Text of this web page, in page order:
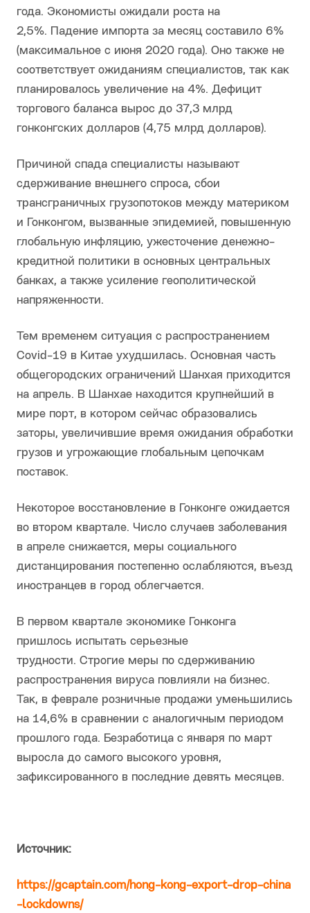
года. Экономисты ожидали роста на
2,5%. Падение импорта за месяц составило 6%
(максимальное с июня 2020 года). Оно также не
соответствует ожиданиям специалистов, так как
планировалось увеличение на 4%. Дефицит
торгового баланса вырос до 37,3 млрд
гонконгских долларов (4,75 млрд долларов).
Причиной спада специалисты называют
сдерживание внешнего спроса, сбои
трансграничных грузопотоков между материком
и Гонконгом, вызванные эпидемией, повышенную
глобальную инфляцию, ужесточение денежно-
кредитной политики в основных центральных
банках, а также усиление геополитической
напряженности.
Тем временем ситуация с распространением
Covid-19 в Китае ухудшилась. Основная часть
общегородских ограничений Шанхая приходится
на апрель. В Шанхае находится крупнейший в
мире порт, в котором сейчас образовались
заторы, увеличившие время ожидания обработки
грузов и угрожающие глобальным цепочкам
поставок.
Некоторое восстановление в Гонконге ожидается
во втором квартале. Число случаев заболевания
в апреле снижается, меры социального
дистанцирования постепенно ослабляются, въезд
иностранцев в город облегчается.
В первом квартале экономике Гонконга
пришлось испытать серьезные
трудности. Строгие меры по сдерживанию
распространения вируса повлияли на бизнес.
Так, в феврале розничные продажи уменьшились
на 14,6% в сравнении с аналогичным периодом
прошлого года. Безработица с января по март
выросла до самого высокого уровня,
зафиксированного в последние девять месяцев.
Источник:
https://gcaptain.com/hong-kong-export-drop-china
-lockdowns/